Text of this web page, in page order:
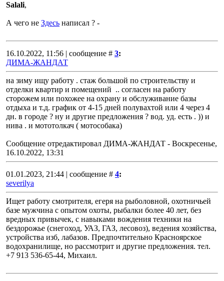
Salali,
А чего не Здесь написал ? -
16.10.2022, 11:56 | сообщение # 3:
ДИМА-ЖАНДАТ
на зиму ищу работу . стаж большой по строительству и
отделки квартир и помещений .. согласен на работу
сторожем или похожее на охрану и обслуживание базы
отдыха и т.д. график от 4-15 дней полувахтой или 4 через 4
дн. в городе ? ну и другие предложения ? вод. уд. есть . )) и
нива . и мототолкач ( мотособака)
Сообщение отредактировал ДИМА-ЖАНДАТ - Воскресенье,
16.10.2022, 13:31
01.01.2023, 21:44 | сообщение # 4:
severilya
Ищет работу смотрителя, егеря на рыболовной, охотничьей
базе мужчина с опытом охоты, рыбалки более 40 лет, без
вредных привычек, с навыками вождения техники на
бездорожье (снегоход, УАЗ, ГАЗ, лесовоз), ведения хозяйства,
устройства изб, лабазов. Предпочтительно Красноярское
водохранилище, но рассмотрит и другие предложения. тел.
+7 913 536-65-44, Михаил.